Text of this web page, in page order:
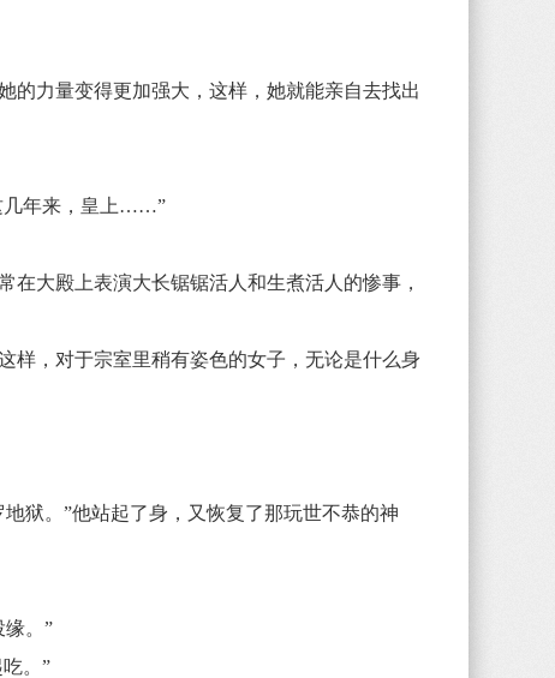
力量变得更加强大，这样，她就能亲自去找出
几年来，皇上……”
大殿上表演大长锯锯活人和生煮活人的惨事，
，对于宗室里稍有姿色的女子，无论是什么身
狱。”他站起了身，又恢复了那玩世不恭的神
。”
。”